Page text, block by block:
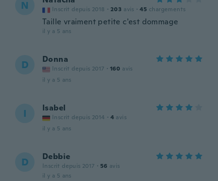
N Inscrit depuis 2018 · 203 avis · 45 chargements
Taille vraiment petite c'est dommage
il y a 5 ans
D Donna
Inscrit depuis 2017 · 160 avis
il y a 5 ans
I Isabel
Inscrit depuis 2014 · 4 avis
il y a 5 ans
D Debbie
Inscrit depuis 2017 · 56 avis
il y a 5 ans